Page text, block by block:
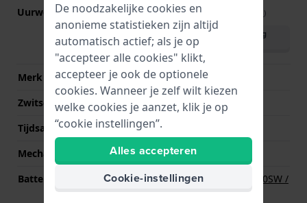
Uurwerk nr. F06.111(Bekijk specificaties )
Download handleiding
Merk uurwerk
ETA
Zwitsers uurwerk
Ja
Tijdsaanduiding
Analoog
Mechanisme
Quartz
Batterij
Renata R371 371 / SR920SW /
SG6 / AG6 Batterij
De noodzakelijke cookies en
anonieme statistieken zijn altijd
automatisch actief; als je op
"accepteer alle cookies" klikt,
accepteer je ook de optionele
cookies. Wanneer je zelf wilt kiezen
welke cookies je aanzet, klik je op
“cookie instellingen”.
Alles accepteren
Cookie-instellingen